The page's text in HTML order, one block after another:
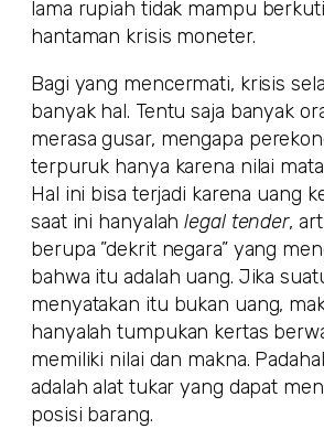
lama rupiah tidak mampu
hantaman krisis moneter.
Bagi yang mencermati, krisis
banyak hal. Tentu saja banyak
merasa gusar, mengapa
terpuruk hanya karena nilai
Hal ini bisa terjadi karena uang
saat ini hanyalahlegal tender,
berupa ”dekrit negara” yang
bahwa itu adalah uang. Jika
menyatakan itu bukan uang,
hanyalah tumpukan kertas
memiliki nilai dan makna.
adalah alat tukar yang dapat
posisi barang.